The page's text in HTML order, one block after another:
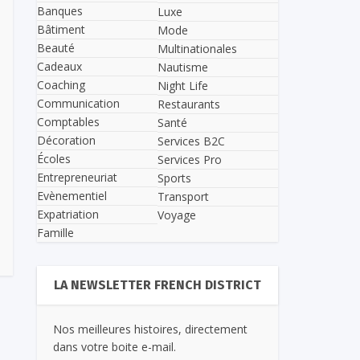
Banques
Bâtiment
Beauté
Cadeaux
Coaching
Communication
Comptables
Décoration
Écoles
Entrepreneuriat
Evènementiel
Expatriation
Famille
Luxe
Mode
Multinationales
Nautisme
Night Life
Restaurants
Santé
Services B2C
Services Pro
Sports
Transport
Voyage
LA NEWSLETTER FRENCH DISTRICT
Nos meilleures histoires, directement
dans votre boite e-mail.